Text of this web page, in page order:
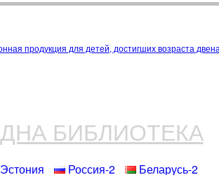
БИБЛИОТЕКА
Эстония Россия-2 Беларусь-2